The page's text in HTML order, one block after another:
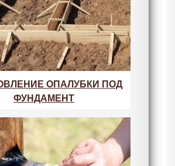
ОПАЛУБКИ ПОД
ФУНДАМЕНТ